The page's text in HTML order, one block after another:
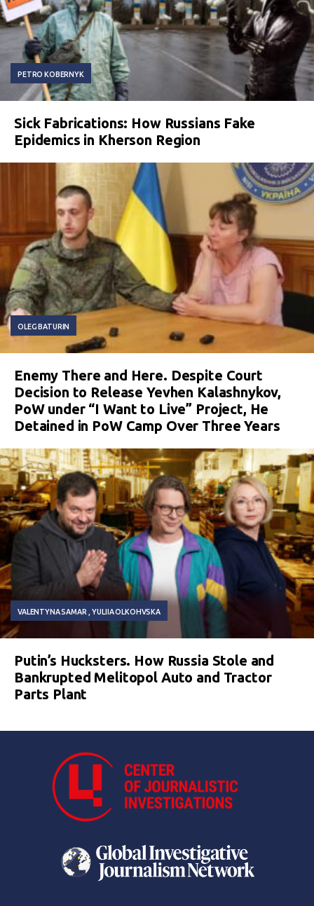
PETRO KOBERNYK
Sick Fabrications: How Russians Fake
Epidemics in Kherson Region
OLEG BATURIN
Enemy There and Here. Despite Court
Decision to Release Yevhen Kalashnykov,
PoW under “I Want to Live” Project, He
Detained in PoW Camp Over Three Years
VALENTYNA SAMAR YULIIA OLKOHVSKA
Putin’s Hucksters. How Russia Stole and
Bankrupted Melitopol Auto and Tractor
Parts Plant